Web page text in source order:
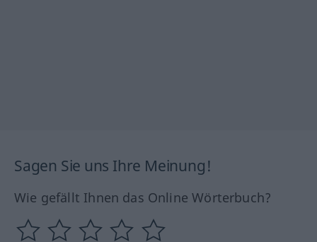
Sagen Sie uns Ihre Meinung!
Wie gefällt Ihnen das Online Wörterbuch?